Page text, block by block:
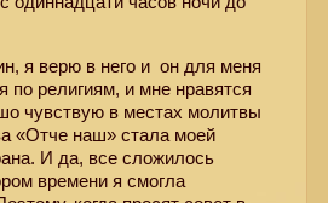
я верю в него и он для меня
религиям, и мне нравятся
чувствую в местах молитвы
«Отче наш» стала моей
И да, все сложилось
времени я смогла